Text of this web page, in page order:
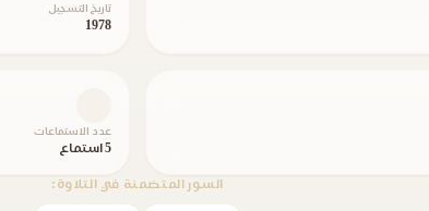
تاريخ التسجيل
1978
عدد الاستماعات
5 استماع
السور المتضمنة في التلاوة: